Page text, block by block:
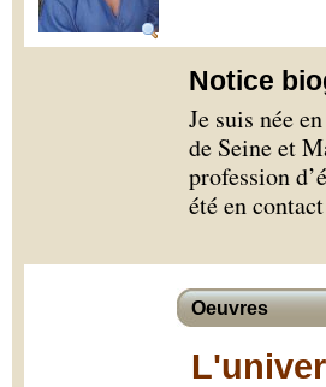
Notice
Je suis née
de Seine et
profession
été en
Oeuvres